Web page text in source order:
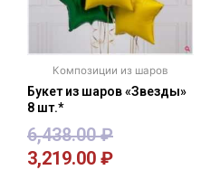
Композиции из шаров
Букет из шаров «Звезды»
8 шт.*
6,438.00₽
3,219.00 ₽